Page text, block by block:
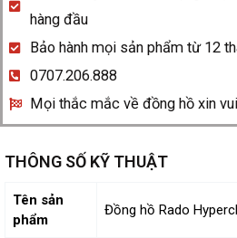
hàng đầu
Bảo hành mọi sản phẩm từ 12
0707.206.888
Mọi thắc mắc về đồng hồ xin
THÔNG SỐ KỸ THUẬT
Tên sản
phẩm
Đồng hồ Rado